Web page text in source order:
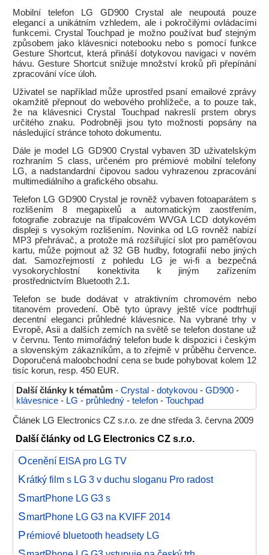
Mobilní telefon LG GD900 Crystal ale neupoutá pouze
elegancí a unikátním vzhledem, ale i pokročilými ovládacími
funkcemi. Crystal Touchpad je možno používat buď stejným
způsobem jako klávesnici notebooku nebo s pomocí funkce
Gesture Shortcut, která přináší dotykovou navigaci v novém
hávu. Gesture Shortcut snižuje množství kroků při přepínání
zpracování více úloh.
Uživatel se například může uprostřed psaní emailové zprávy
okamžitě přepnout do webového prohlížeče, a to pouze tak,
že na klávesnici Crystal Touchpad nakreslí prstem obrys
určitého znaku. Podrobněji jsou tyto možnosti popsány na
následující stránce tohoto dokumentu.
Dále je model LG GD900 Crystal vybaven 3D uživatelským
rozhraním S class, určeném pro prémiové mobilní telefony
LG, a nadstandardní čipovou sadou vyhrazenou zpracování
multimediálního a grafického obsahu.
Telefon LG GD900 Crystal je rovněž vybaven fotoaparátem s
rozlišením 8 megapixelů a automatickým zaostřením,
fotografie zobrazuje na třípalcovém WVGA LCD dotykovém
displeji s vysokým rozlišením. Novinka od LG rovněž nabízí
MP3 přehrávač, a protože má rozšiřující slot pro paměťovou
kartu, může pojmout až 32 GB hudby, fotografií nebo jiných
dat. Samozřejmostí z pohledu LG je wi-fi a bezpečná
vysokorychlostní konektivita k jiným zařízením
prostřednictvím Bluetooth 2.1.
Telefon se bude dodávat v atraktivním chromovém nebo
titanovém provedení. Obě tyto úpravy ještě více podtrhují
decentní eleganci průhledné klávesnice. Na vybrané trhy v
Evropě, Asii a dalších zemích na světě se telefon dostane už
v červnu. Tento mimořádný telefon bude k dispozici i českým
a slovenským zákazníkům, a to zřejmě v průběhu července.
Doporučená maloobchodní cena se bude pohybovat kolem 12
tisíc korun, resp. 450 EUR.
Další články k tématům - Crystal - dotykovou - GD900 -
klávesnice - LG - průhledný - telefon - Touchpad
Článek LG Electronics CZ s.r.o. ze dne středa 3. června 2009
Další články od LG Electronics CZ s.r.o.
Ocenění EISA pro LG TV
Krátký film s LG 3 v duchu sloganu Pro radost
SmartPhone LG G3 s
SmartPhone LG G3 na KVIFF 2014
Prémiové bluetooth headsety LG